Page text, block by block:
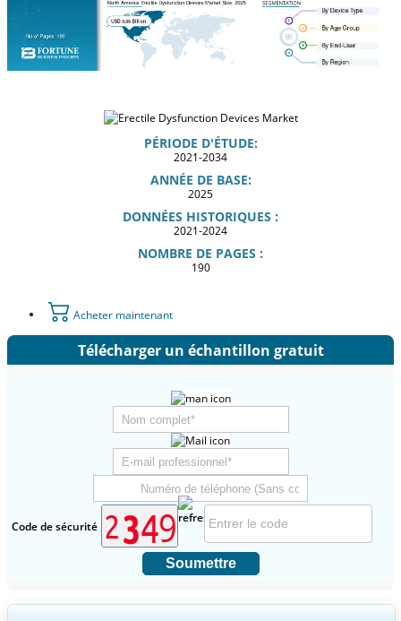
PÉRIODE D'ÉTUDE:
2021-2034
ANNÉE DE BASE:
2025
DONNÉES HISTORIQUES :
2021-2024
NOMBRE DE PAGES :
190
Acheter maintenant
Télécharger un échantillon gratuit
Code de sécurité
Soumettre